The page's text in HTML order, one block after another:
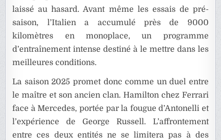
laissé au hasard. Avant même les essais de pré-
saison, l’Italien a accumulé près de 9000
kilomètres en monoplace, un programme
d’entraînement intense destiné à le mettre dans les
meilleures conditions.
La saison 2025 promet donc comme un duel entre
le maître et son ancien clan. Hamilton chez Ferrari
face à Mercedes, portée par la fougue d’Antonelli et
l’expérience de George Russell. L’affrontement
entre ces deux entités ne se limitera pas à des